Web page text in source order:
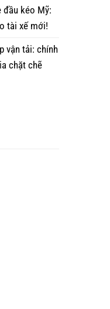
đầu kéo Mỹ:
tài xế mới!
vận tải: chính
chặt chẽ